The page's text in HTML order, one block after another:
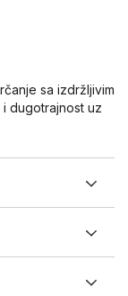
sa izdržljivim
dugotrajnost uz